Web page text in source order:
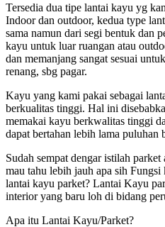
Tersedia dua tipe lantai kayu yg
Indoor dan outdoor, kedua type
sama namun dari segi bentuk dan
kayu untuk luar ruangan atau
dan memanjang sangat sesuai
renang, sbg pagar.
Kayu yang kami pakai sebagai
berkualitas tinggi. Hal ini
memakai kayu berkwalitas tinggi
dapat bertahan lebih lama puluhan
Sudah sempat dengar istilah
mau tahu lebih jauh apa sih
lantai kayu parket? Lantai Kayu
interior yang baru loh di bidang
Apa itu Lantai Kayu/Parket?